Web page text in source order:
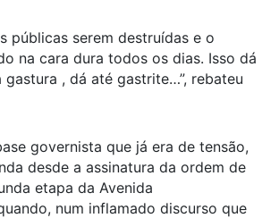
públicas serem destruídas e o
na cara dura todos os dias. Isso dá
gastura , dá até gastrite…”, rebateu
governista que já era de tensão,
desde a assinatura da ordem de
etapa da Avenida
num inflamado discurso que